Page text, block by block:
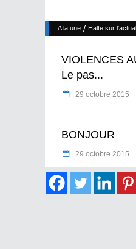
A la une / Halte sur
VIOLENCES
Le pas...
29 octobre 2015
BONJOUR
29 octobre 2015